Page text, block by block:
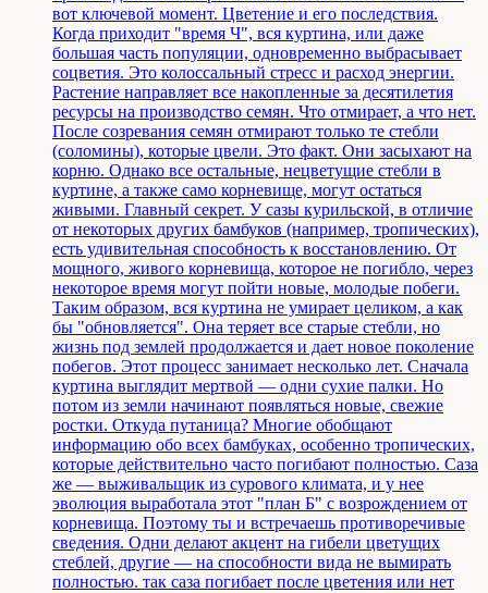
вот ключевой момент. Цветение и его последствия.
Когда приходит "время Ч", вся куртина, или даже
большая часть популяции, одновременно выбрасывает
соцветия. Это колоссальный стресс и расход энергии.
Растение направляет все накопленные за десятилетия
ресурсы на производство семян. Что отмирает, а что нет.
После созревания семян отмирают только те стебли
(соломины), которые цвели. Это факт. Они засыхают на
корню. Однако все остальные, нецветущие стебли в
куртине, а также само корневище, могут остаться
живыми. Главный секрет. У сазы курильской, в отличие
от некоторых других бамбуков (например, тропических),
есть удивительная способность к восстановлению. От
мощного, живого корневища, которое не погибло, через
некоторое время могут пойти новые, молодые побеги.
Таким образом, вся куртина не умирает целиком, а как
бы "обновляется". Она теряет все старые стебли, но
жизнь под землей продолжается и дает новое поколение
побегов. Этот процесс занимает несколько лет. Сначала
куртина выглядит мертвой — одни сухие палки. Но
потом из земли начинают появляться новые, свежие
ростки. Откуда путаница? Многие обобщают
информацию обо всех бамбуках, особенно тропических,
которые действительно часто погибают полностью. Саза
же — выживальщик из сурового климата, и у нее
эволюция выработала этот "план Б" с возрождением от
корневища. Поэтому ты и встречаешь противоречивые
сведения. Одни делают акцент на гибели цветущих
стеблей, другие — на способности вида не вымирать
полностью. так саза погибает после цветения или нет